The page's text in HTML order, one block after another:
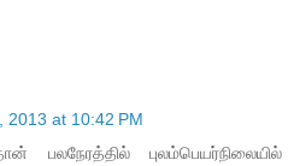
2013 at 10:42 PM
பலநேரத்தில் புலம்பெயர்நிலையில்